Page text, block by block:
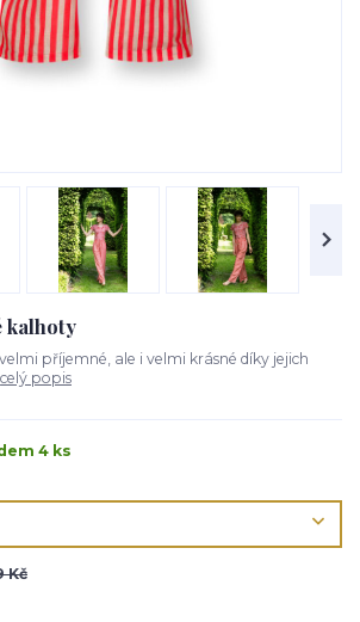
kalhoty
příjemné, ale i velmi krásné díky jejich
celý popis
4 ks
Kč